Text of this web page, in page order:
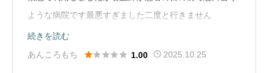
ような病院です最悪すぎました二度と行きません
（Google Mapから引用）
続きを読む
あんころもち
 1.00 2025.10.25